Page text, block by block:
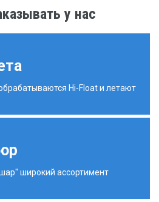
у нас
Hi-Float и летают
широкий ассортимент